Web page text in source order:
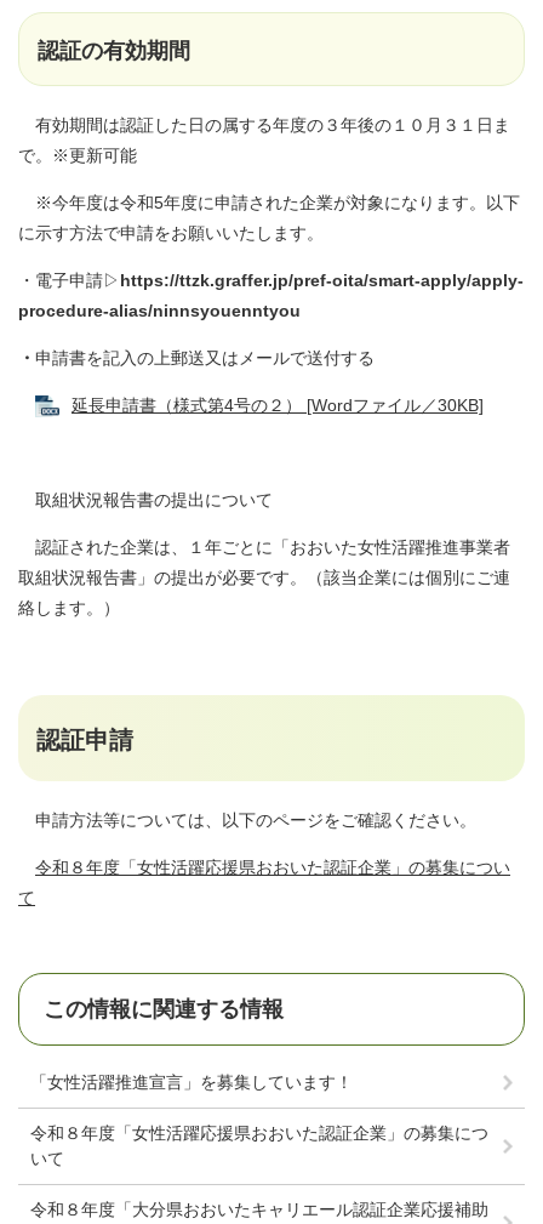
認証の有効期間
有効期間は認証した日の属する年度の３年後の１０月３１日ま
で。※更新可能
※今年度は令和5年度に申請された企業が対象になります。以下
に示す方法で申請をお願いいたします。
・電子申請▷ https://ttzk.graffer.jp/pref-oita/smart-apply/apply-
procedure-alias/ninnsyouenntyou
・ 申請書を記入の上郵送又はメールで送付する
延長申請書（様式第4号の２） [Wordファイル／30KB]
取組状況報告書の提出について
認証された企業は、１年ごとに「おおいた女性活躍推進事業者
取組状況報告書」の提出が必要です。（該当企業には個別にご連
絡します。）
認証申請
申請方法等については、以下のページをご確認ください。
令和８年度「女性活躍応援県おおいた認証企業」の募集につい
て
この情報に関連する情報
「女性活躍推進宣言」を募集しています！
令和８年度「女性活躍応援県おおいた認証企業」の募集につ
いて
令和８年度「大分県おおいたキャリエール認証企業応援補助